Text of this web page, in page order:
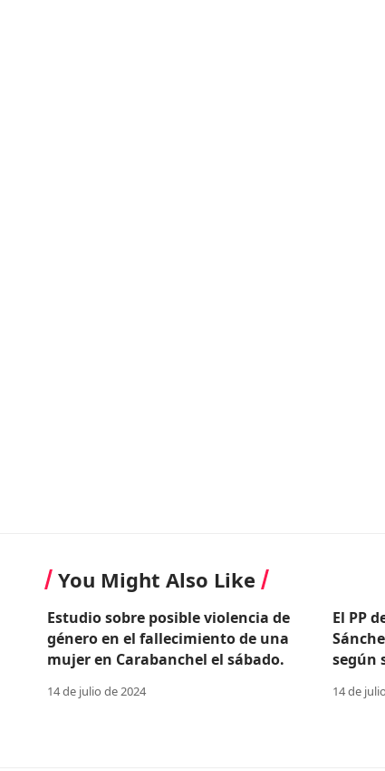
You Might Also Like
Estudio sobre posible violencia de
género en el fallecimiento de una
mujer en Carabanchel el sábado.
14 de julio de 2024
El PP
según
14 de